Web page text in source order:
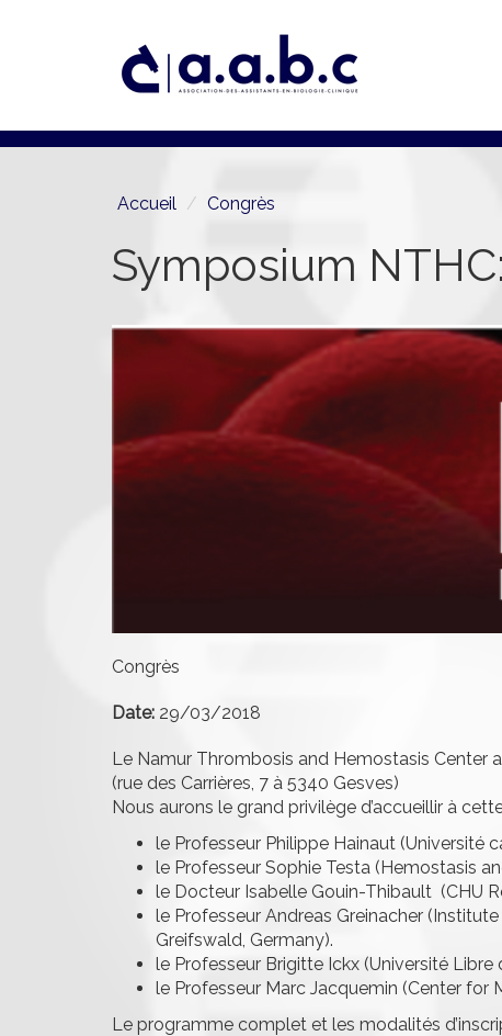
au
Accueil Congrès
Symposium
Congrès
Date: 29/03/2018
Le Namur Thrombosis and Hemostasis Center
(rue des Carrières, 7 à 5340 Gesves)
Nous aurons le grand privilège d’accueillir à
le Professeur Philippe Hainaut (Université
le Professeur Sophie Testa (Hemostasis
le Docteur Isabelle Gouin-Thibault (CHU
le Professeur Andreas Greinacher
Greifswald, Germany).
le Professeur Brigitte Ickx (Université
le Professeur Marc Jacquemin (Center for
Le programme complet et les modalités